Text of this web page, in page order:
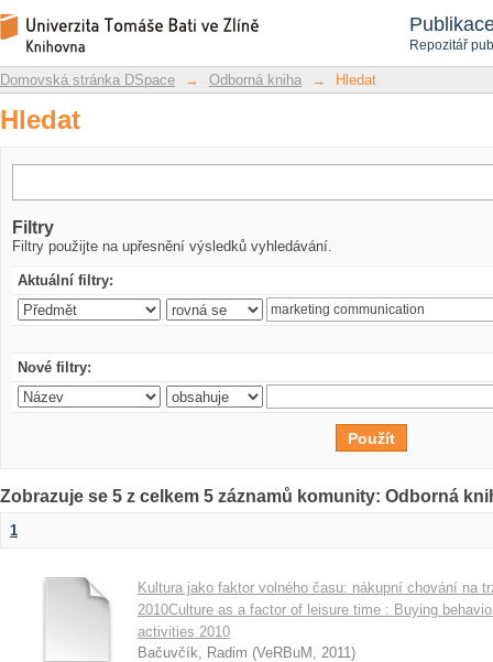
Repozitář
Hledat
Repozitář DSpace/Manakin
Domovská stránka DSpace → Odborná kniha → Hledat
Hledat
Filtry
Filtry použijte na upřesnění výsledků vyhledávání.
Aktuální filtry:
Nové filtry:
Zobrazuje se 5 z celkem 5 záznamů komunity: Odborná
1
Kultura jako faktor volného času: nákupní chování na
2010Culture as a factor of leisure time : Buying
activities 2010
Bačuvčík, Radim (VeRBuM , 2011)